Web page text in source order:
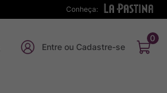
Conheça:
0